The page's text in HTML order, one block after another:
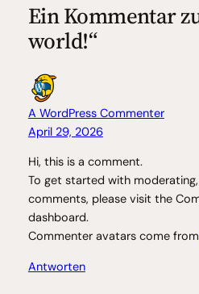
Ein Kommentar
world!“
A WordPress Commenter
April 29, 2026
Hi, this is a comment.
To get started with
comments, please visit the
dashboard.
Commenter avatars come from
Antworten